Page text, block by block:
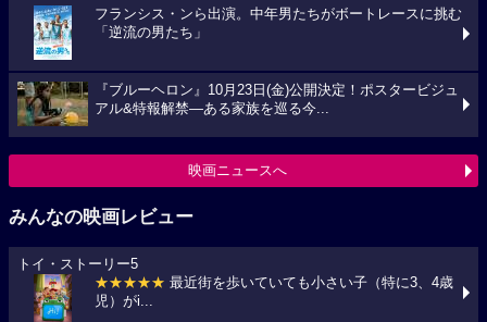
フランシス・ンら出演。中年男たちがボートレースに挑む
「逆流の男たち」
『ブルーヘロン』10月23日(金)公開決定！ポスタービジュ
アル&特報解禁―ある家族を巡る今...
映画ニュースへ
みんなの映画レビュー
トイ・ストーリー5
★★★★★ 最近街を歩いていても小さい子（特に3、4歳
児）がi...